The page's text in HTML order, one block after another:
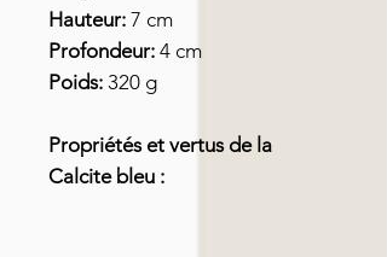
Hauteur: 7 cm
Profondeur: 4 cm
Poids: 320 g
Propriétés et vertus de la
Calcite bleu :